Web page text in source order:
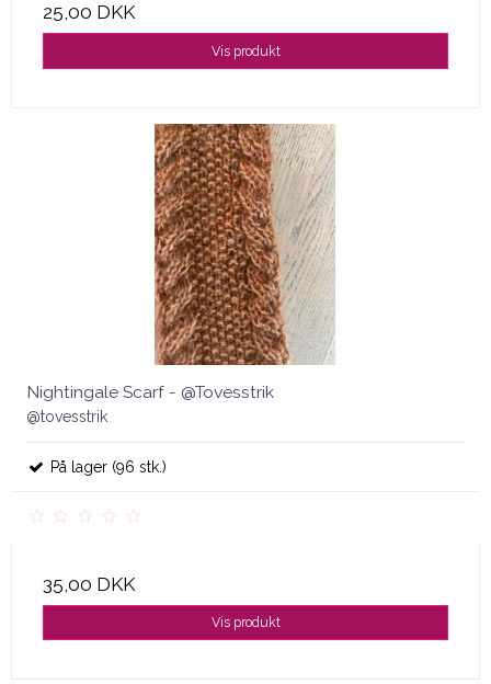
25,00 DKK
Vis produkt
Nightingale Scarf - @Tovesstrik
@tovesstrik
På lager (96 stk.)
35,00 DKK
Vis produkt